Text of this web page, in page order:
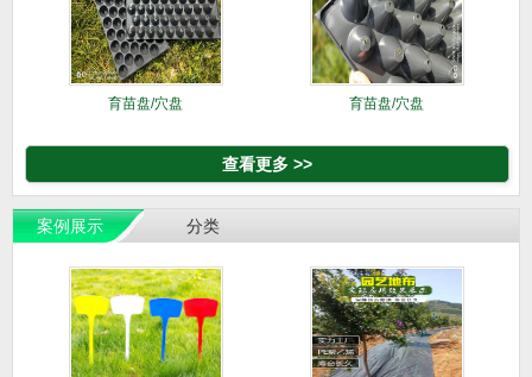
育苗盘/穴盘 育苗盘/穴盘
查看更多 >>
案例展示 分类